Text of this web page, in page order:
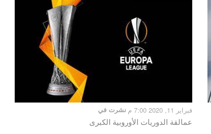
نشرت في فبراير 11, 2020 7:00 م
عمالقة الدوريات الأوروبية الكبرى